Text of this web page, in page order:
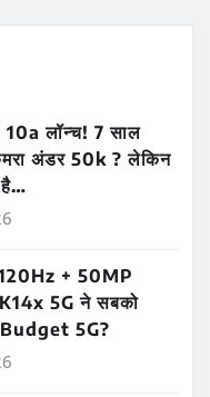
लॉन्च! 7 साल
अंडर 50k ? लेकिन
है…
+ 50MP
5G ने सबको
Budget 5G?